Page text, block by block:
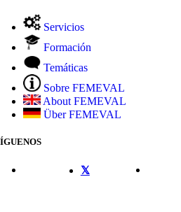
Servicios
Formación
Temáticas
Sobre FEMEVAL
About FEMEVAL
Über FEMEVAL